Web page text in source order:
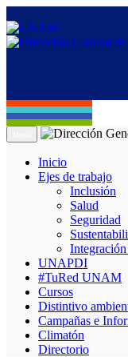
Inicio
Ejes de trabajo
Inclusión
Salud
Seguridad
UNAPDI
#TuRed UNAM
Cursos
Distintivo
Campañas e
Climatón
Directorio